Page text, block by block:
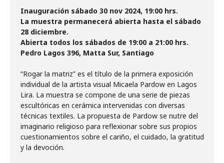
Inauguración sábado 30 nov 2024, 19:00 hrs.
La muestra permanecerá abierta hasta el sábado
28 diciembre.
Abierta todos los sábados de 19:00 a 21:00 hrs.
Pedro Lagos 396, Matta Sur, Santiago
“Rogar la matriz” es el título de la primera exposición
individual de la artista visual Micaela Pardow en Lagos
Lira. La muestra se compone de una serie de piezas
escultóricas en cerámica intervenidas con diversas
técnicas textiles. La propuesta de Pardow se nutre del
imaginario religioso para reflexionar sobre sus propios
cuestionamientos sobre el cariño, el cuidado, la gratitud
y la devoción.